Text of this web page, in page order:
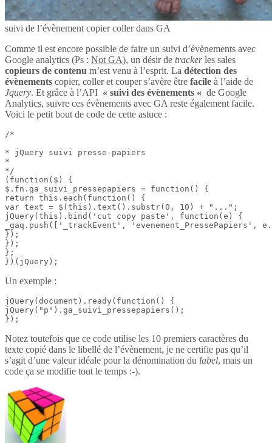
suivi de l’évènement copier coller dans GA
Comme il est encore possible de faire un suivi d’évènements avec
Google analytics (Ps : Not GA), un désir de trackerles sales
copieurs de contenu m’est venu à l’esprit. La détection des
évènements copier, coller et couper s’avère être facile à l’aide de
Jquery. Et grâce à l’API « suivi des évènements « de Google
Analytics, suivre ces évènements avec GA reste également facile.
Voici le petit bout de code de cette astuce :
/*
* jQuery suivi presse-papiers
*
*/
(function($) {
$.fn.ga_suivi_pressepapiers = function() {
return this.each(function() {
var text = $(this).text().substr(0, 10) + "...";
jQuery(this).bind('cut copy paste', function(e) {
_gaq.push(['_trackEvent', 'evenement_PressePapiers',
});
});
};
})(jQuery);
Un exemple :
jQuery(document).ready(function() {
jQuery("p").ga_suivi_pressepapiers();
});
Notez toutefois que ce code utilise les 10 premiers caractères du
texte copié dans le libellé de l’évènement, je ne certifie pas qu’il
s’agit d’une valeur idéale pour la dénomination du label, mais un
code ça se modifie tout le temps :-).